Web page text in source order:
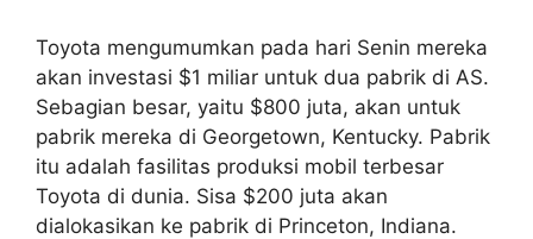
Toyota mengumumkan pada hari Senin mereka
akan investasi $1 miliar untuk dua pabrik di AS.
Sebagian besar, yaitu $800 juta, akan untuk
pabrik mereka di Georgetown, Kentucky. Pabrik
itu adalah fasilitas produksi mobil terbesar
Toyota di dunia. Sisa $200 juta akan
dialokasikan ke pabrik di Princeton, Indiana.